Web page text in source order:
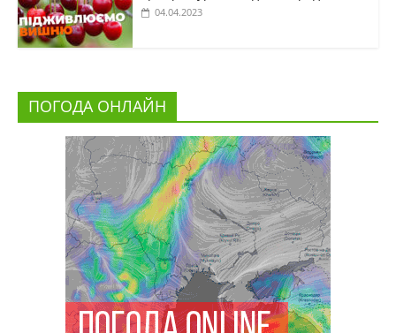
04.04.2023
ПОГОДА ОНЛАЙН